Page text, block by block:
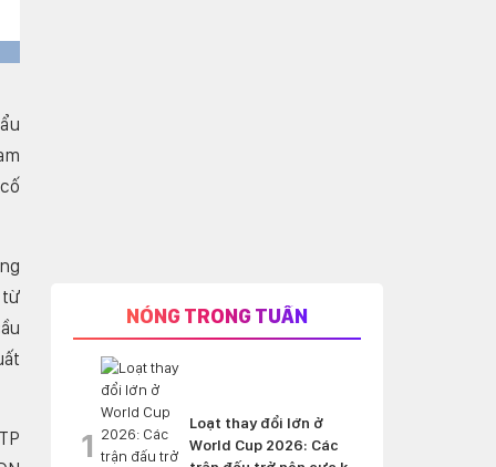
từ
NÓNG TRONG TUẦN
1
Loạt thay đổi lớn ở
World Cup 2026: Các